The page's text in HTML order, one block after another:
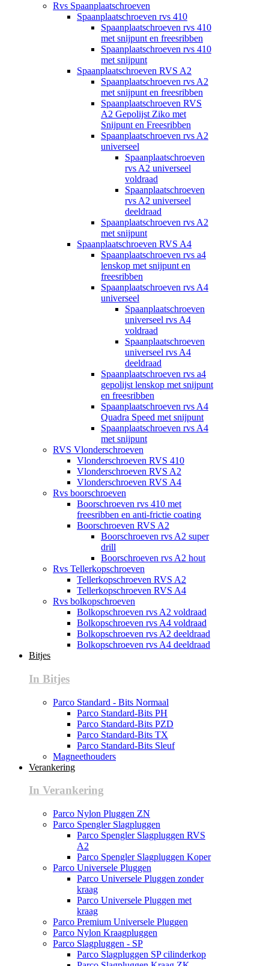
Rvs Spaanplaatschroeven
Spaanplaatschroeven rvs 410
Spaanplaatschroeven rvs 410
met snijpunt en freesribben
Spaanplaatschroeven rvs 410
met snijpunt
Spaanplaatschroeven RVS A2
Spaanplaatschroeven rvs A2
met snijpunt en freesribben
Spaanplaatschroeven RVS
A2 Gepolijst Ziko met
Snijpunt en Freesribben
Spaanplaatschroeven rvs A2
universeel
Spaanplaatschroeven
rvs A2 universeel
voldraad
Spaanplaatschroeven
rvs A2 universeel
deeldraad
Spaanplaatschroeven rvs A2
met snijpunt
Spaanplaatschroeven RVS A4
Spaanplaatschroeven rvs a4
lenskop met snijpunt en
freesribben
Spaanplaatschroeven rvs A4
universeel
Spaanplaatschroeven
universeel rvs A4
voldraad
Spaanplaatschroeven
universeel rvs A4
deeldraad
Spaanplaatschroeven rvs a4
gepolijst lenskop met snijpunt
en freesribben
Spaanplaatschroeven rvs A4
Quadra Speed met snijpunt
Spaanplaatschroeven rvs A4
met snijpunt
RVS Vlonderschroeven
Vlonderschroeven RVS 410
Vlonderschroeven RVS A2
Vlonderschroeven RVS A4
Rvs boorschroeven
Boorschroeven rvs 410 met
freesribben en anti-frictie coating
Boorschroeven RVS A2
Boorschroeven rvs A2 super
drill
Boorschroeven rvs A2 hout
Rvs Tellerkopschroeven
Tellerkopschroeven RVS A2
Tellerkopschroeven RVS A4
Rvs bolkopschroeven
Bolkopschroeven rvs A2 voldraad
Bolkopschroeven rvs A4 voldraad
Bolkopschroeven rvs A2 deeldraad
Bolkopschroeven rvs A4 deeldraad
Bitjes
In Bitjes
Parco Standard - Bits Normaal
Parco Standard-Bits PH
Parco Standard-Bits PZD
Parco Standard-Bits TX
Parco Standard-Bits Sleuf
Magneethouders
Verankering
In Verankering
Parco Nylon Pluggen ZN
Parco Spengler Slagpluggen
Parco Spengler Slagpluggen RVS
A2
Parco Spengler Slagpluggen Koper
Parco Universele Pluggen
Parco Universele Pluggen zonder
kraag
Parco Universele Pluggen met
kraag
Parco Premium Universele Pluggen
Parco Nylon Kraagpluggen
Parco Slagpluggen - SP
Parco Slagpluggen SP cilinderkop